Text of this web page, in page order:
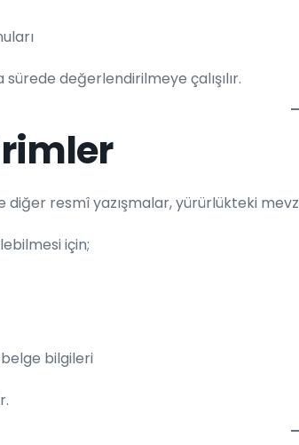
sürede değerlendirilmeye çalışılır.
resmî yazışmalar, yürürlükteki
için;
bilgileri